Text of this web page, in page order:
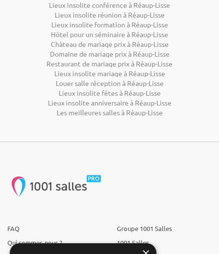
Lieux insolite conférence à Réaup-Lisse
Lieux insolite réunion à Réaup-Lisse
Lieux insolite formation à Réaup-Lisse
Hôtel pour un séminaire à Réaup-Lisse
Château de mariage prix à Réaup-Lisse
Domaine de mariage prix à Réaup-Lisse
Restaurant de mariage prix à Réaup-Lisse
Lieux insolite mariage à Réaup-Lisse
Louer salle réception à Réaup-Lisse
Lieux insolite fêtes à Réaup-Lisse
Lieux insolite anniversaire à Réaup-Lisse
Les meilleures salles à Réaup-Lisse
FAQ
Qui sommes-nous ?
Groupe 1001 Salles
1001 Salles